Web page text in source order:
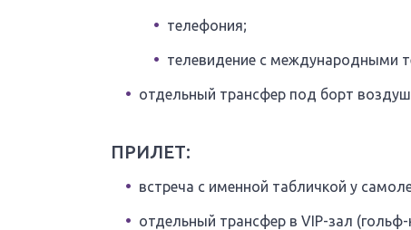
телефония;
телевидение с международными
отдельный трансфер под борт
ПРИЛЕТ:
встреча с именной табличкой у
отдельный трансфер в VIP-зал (гольф-